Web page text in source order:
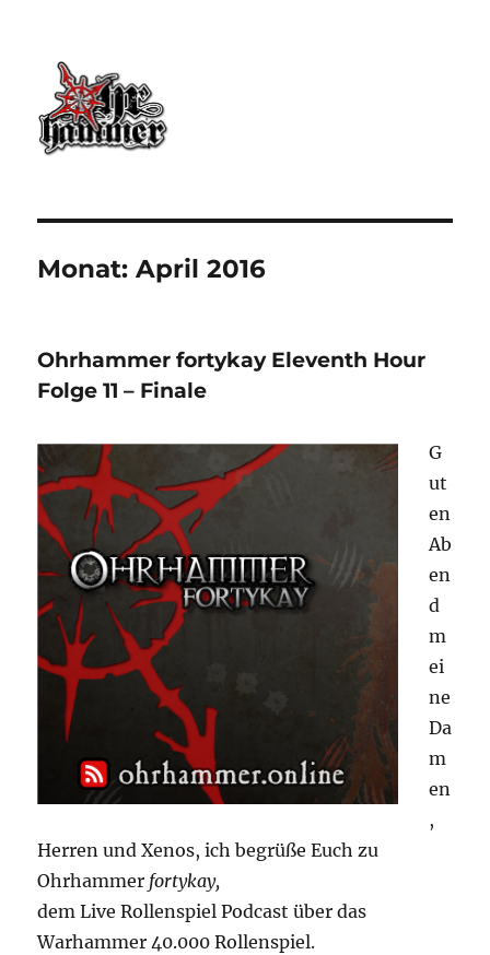
Ohrhammer.online
Monat:April 2016
Ohrhammer fortykay Eleventh Hour
Folge 11 – Finale
G
ut
en
Ab
en
d
m
ei
ne
Da
m
en
,
Herren und Xenos, ich begrüße Euch zu
Ohrhammer fortykay,
dem Live Rollenspiel Podcast über das
Warhammer 40.000 Rollenspiel.